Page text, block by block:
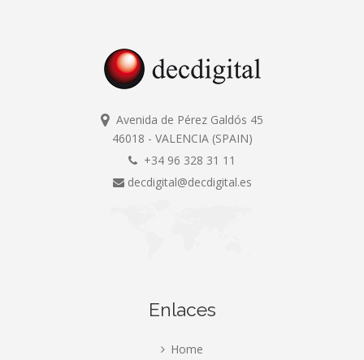
Avenida de Pérez Galdós 45
46018 - VALENCIA (SPAIN)
+34 96 328 31 11
decdigital@decdigital.es
Enlaces
Home